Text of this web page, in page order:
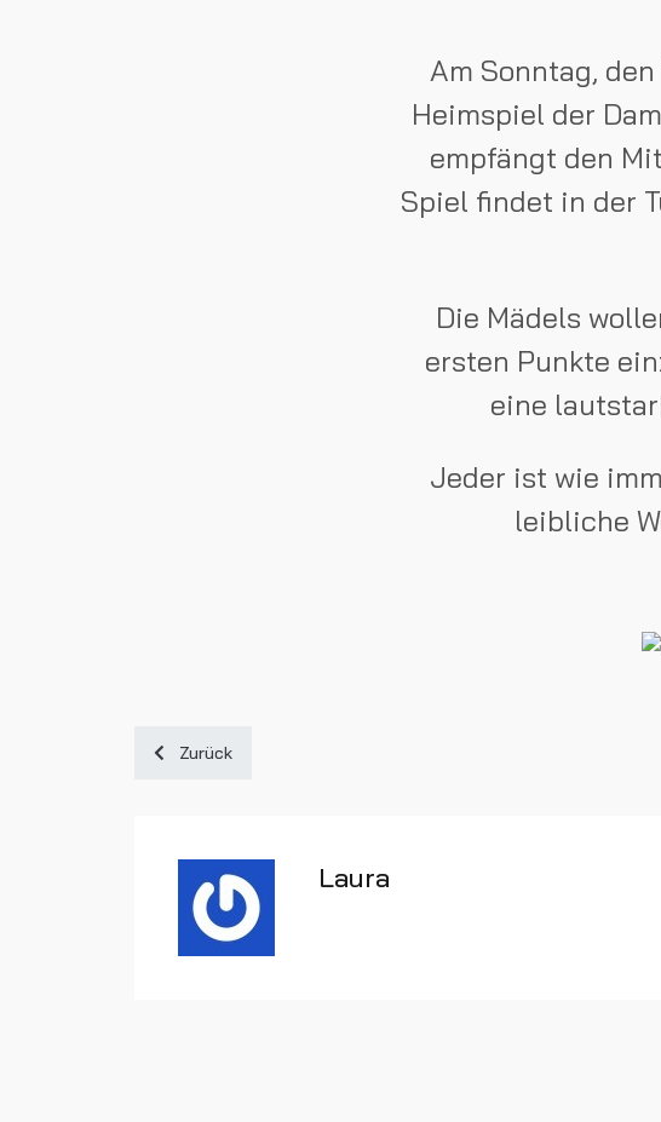
Am Sonntag,
Heimspiel der
empfängt den
Spiel findet in der
Die Mädels
ersten Punkte
eine
Jeder ist wie
leibliche
Vorheriger Beitrag: Frohe Weihnachten und einen guten Start
Zurück
Laura